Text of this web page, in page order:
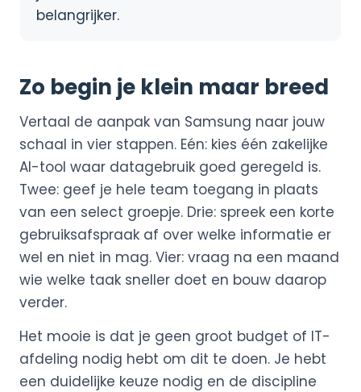
belangrijker.
Zo begin je klein maar breed
Vertaal de aanpak van Samsung naar jouw
schaal in vier stappen. Eén: kies één zakelijke
AI-tool waar datagebruik goed geregeld is.
Twee: geef je hele team toegang in plaats
van een select groepje. Drie: spreek een korte
gebruiksafspraak af over welke informatie er
wel en niet in mag. Vier: vraag na een maand
wie welke taak sneller doet en bouw daarop
verder.
Het mooie is dat je geen groot budget of IT-
afdeling nodig hebt om dit te doen. Je hebt
een duidelijke keuze nodig en de discipline